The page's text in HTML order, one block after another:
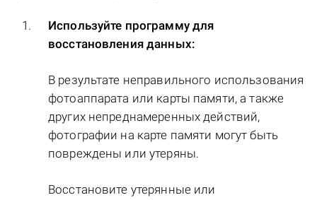
Используйте программу для
восстановления данных:
В результате неправильного использования
фотоаппарата или карты памяти, а также
других непреднамеренных действий,
фотографии на карте памяти могут быть
повреждены или утеряны.
Восстановите утерянные или